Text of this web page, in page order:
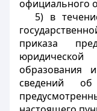
официального
5) в
приказа
образования
сведений об